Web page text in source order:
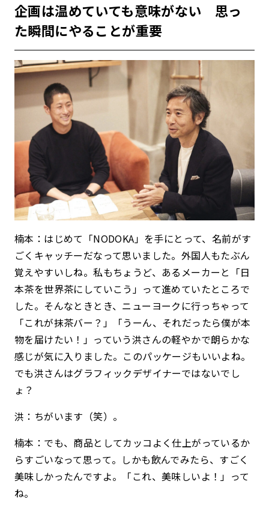
企画は温めていても意味がない 思っ
た瞬間にやることが重要
楠本：はじめて「NODOKA」を手にとって、名前がす
ごくキャッチーだなって思いました。外国人もたぶん
覚えやすいしね。私もちょうど、あるメーカーと「日
本茶を世界茶にしていこう」って進めていたところで
した。そんなときとき、ニューヨークに行っちゃって
「これが抹茶バー？」「うーん、それだったら僕が本
物を届けたい！」っていう洪さんの軽やかで朗らかな
感じが気に入りました。このパッケージもいいよね。
でも洪さんはグラフィックデザイナーではないでし
ょ？
洪：ちがいます（笑）。
楠本：でも、商品としてカッコよく仕上がっているか
らすごいなって思って。しかも飲んでみたら、すごく
美味しかったんですよ。「これ、美味しいよ！」って
ね。